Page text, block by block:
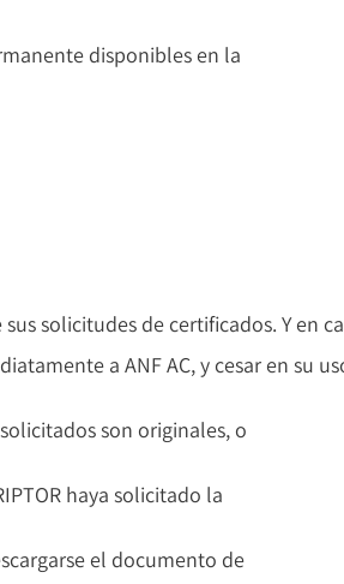
disponibles en la
solicitudes de certificados. Y en
a ANF AC, y cesar en su
son originales, o
haya solicitado la
el documento de